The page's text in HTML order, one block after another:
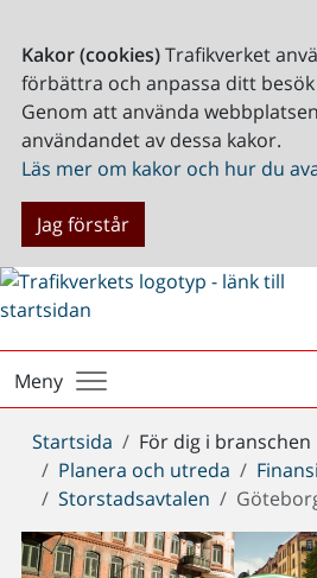
Kakor (cookies)Trafikverket
förbättra och anpassa ditt
Genom att använda
användandet av dessa kakor.
Läs mer om kakor och hur du
Jag förstår
Meny
Du
är
här:
Startsida
För dig i branschen
Planera och utreda
Storstadsavtalen